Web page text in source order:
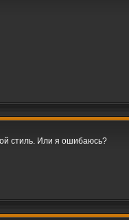
стиль. Или я ошибаюсь?